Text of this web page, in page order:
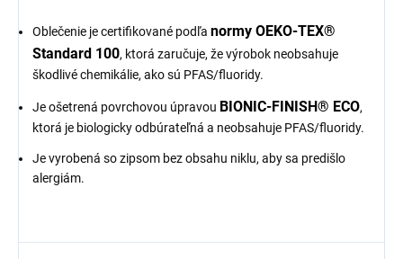
Oblečenie je certifikované podľa normy OEKO-TEX®
Standard 100, ktorá zaručuje, že výrobok neobsahuje
škodlivé chemikálie, ako sú PFAS/fluoridy.
Je ošetrená povrchovou úpravou BIONIC-FINISH® ECO,
ktorá je biologicky odbúrateľná a neobsahuje PFAS/fluoridy.
Je vyrobená so zipsom bez obsahu niklu, aby sa predišlo
alergiám.